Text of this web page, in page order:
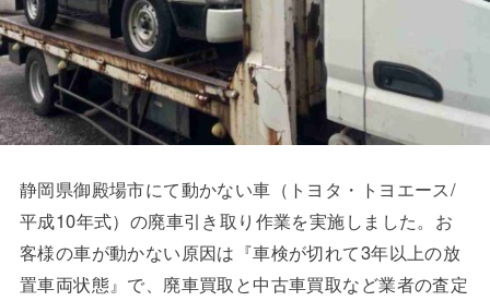
静岡県御殿場市にて動かない車（トヨタ・トヨエース/
平成10年式）の廃車引き取り作業を実施しました。お
客様の車が動かない原因は『車検が切れて3年以上の放
置車両状態』で、廃車買取と中古車買取など業者の査定